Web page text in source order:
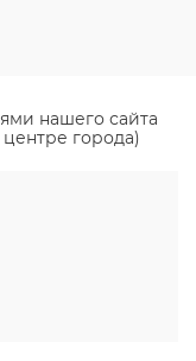
нашего сайта
города)